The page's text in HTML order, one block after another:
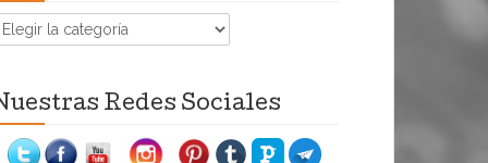
Redes Sociales